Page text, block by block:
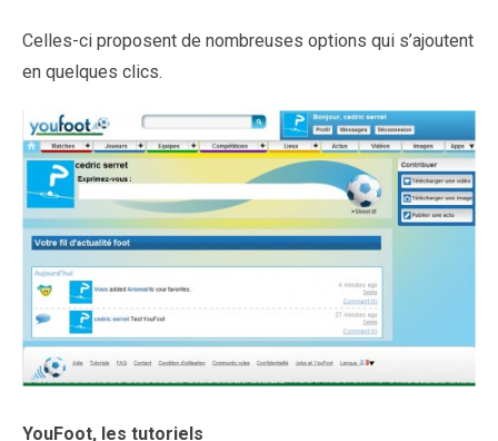
Celles-ci proposent de nombreuses options qui s’ajoutent
en quelques clics.
YouFoot, les tutoriels